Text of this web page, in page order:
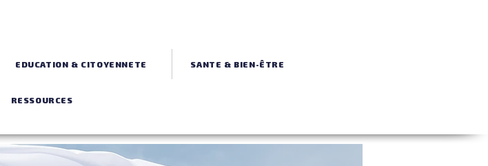
EDUCATION & CITOYENNETE SANTE & BIEN-ÊTRE
RESSOURCES